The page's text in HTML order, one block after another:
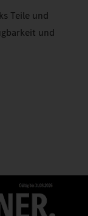
Teile und
und